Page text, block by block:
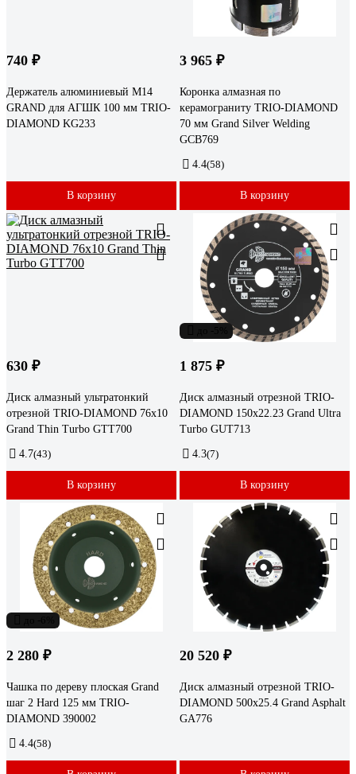
740 ₽
Держатель алюминиевый М14
GRAND для АГШК 100 мм TRIO-
DIAMOND KG233
В корзину
3 965 ₽
Коронка алмазная по
керамограниту TRIO-DIAMOND
70 мм Grand Silver Welding
GCB769
4.4(58)
В корзину
630 ₽
Диск алмазный ультратонкий
отрезной TRIO-DIAMOND 76x10
Grand Thin Turbo GTT700
4.7(43)
В корзину
1 875 ₽
Диск алмазный отрезной TRIO-
DIAMOND 150x22.23 Grand Ultra
Turbo GUT713
4.3(7)
В корзину
2 280 ₽
Чашка по дереву плоская Grand
шаг 2 Hard 125 мм TRIO-
DIAMOND 390002
4.4(58)
20 520 ₽
Диск алмазный отрезной TRIO-
DIAMOND 500x25.4 Grand Asphalt
GA776